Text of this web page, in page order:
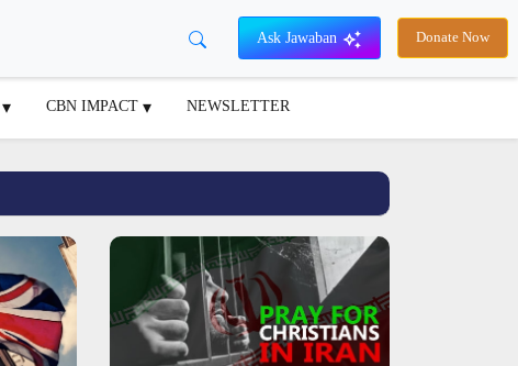
Ask Jawaban Donate Now
CBN IMPACT NEWSLETTER